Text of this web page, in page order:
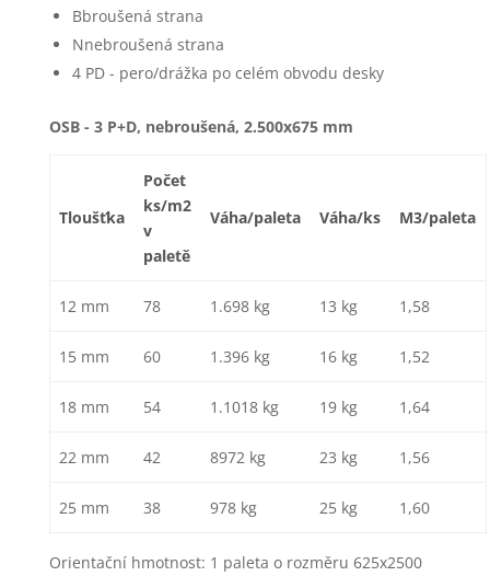
Bbroušená strana
Nnebroušená strana
4 PD - pero/drážka po celém obvodu desky
OSB - 3 P+D, nebroušená, 2.500x675 mm
Tloušťka
Počet
ks/m2
v
paletě
Váha/paleta Váha/ks M3/paleta
12 mm 78 1.698 kg 13 kg 1,58
15 mm 60 1.396 kg 16 kg 1,52
18 mm 54 1.1018 kg 19 kg 1,64
22 mm 42 8972 kg 23 kg 1,56
25 mm 38 978 kg 25 kg 1,60
Orientační hmotnost: 1 paleta o rozměru 625x2500